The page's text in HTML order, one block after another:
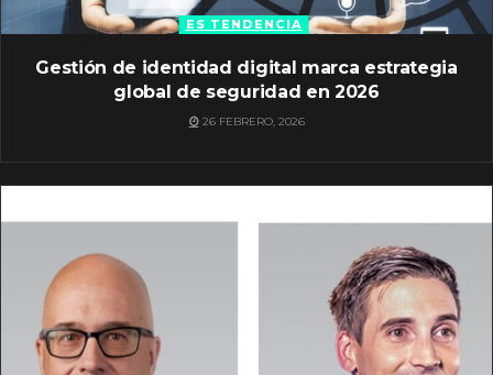
ES TENDENCIA
Gestión de identidad digital marca estrategia
global de seguridad en 2026
26 FEBRERO, 2026